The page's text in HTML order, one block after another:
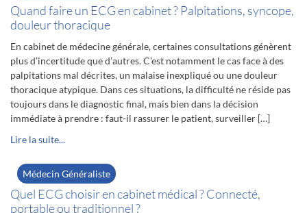
Quand faire un ECG en cabinet ? Palpitations, syncope,
douleur thoracique
En cabinet de médecine générale, certaines consultations génèrent
plus d’incertitude que d’autres. C’est notamment le cas face à des
palpitations mal décrites, un malaise inexpliqué ou une douleur
thoracique atypique. Dans ces situations, la difficulté ne réside pas
toujours dans le diagnostic final, mais bien dans la décision
immédiate à prendre : faut-il rassurer le patient, surveiller […]
Lire la suite...
Médecin Généraliste
Quel ECG choisir en cabinet médical ? Connecté,
portable ou traditionnel ?